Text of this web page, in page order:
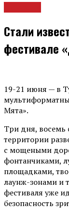
Стали
фестивале
19-21 июня — в
Мята».
Три дня, восемь
территории
с мощеными
фонтанчиками,
площадками,
лаунж-зонами и
фестиваля уже
безопасность